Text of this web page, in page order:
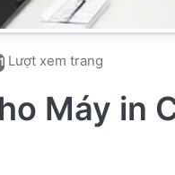
Lượt xem trang
Máy in